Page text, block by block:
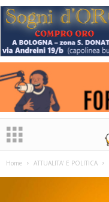
Home ATTUALITA' E POLITICA